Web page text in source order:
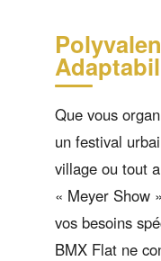
Que vous
un festival
village ou tout
« Meyer Show
vos besoins
BMX Flat ne